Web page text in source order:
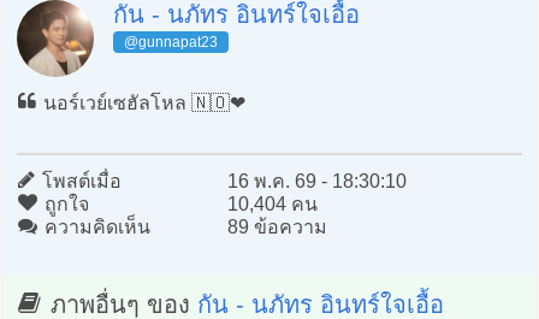
กัน - นภัทร อินทร์ใจเอื้อ
@gunnapat23
นอร์เวย์เซฮัลโหล 🇳🇴❤️
โพสต์เมื่อ
16 พ.ค. 69 - 18:30:10
ถูกใจ
10,404 คน
ความคิดเห็น
89 ข้อความ
ภาพอื่นๆ ของ กัน - นภัทร อินทร์ใจเอื้อ